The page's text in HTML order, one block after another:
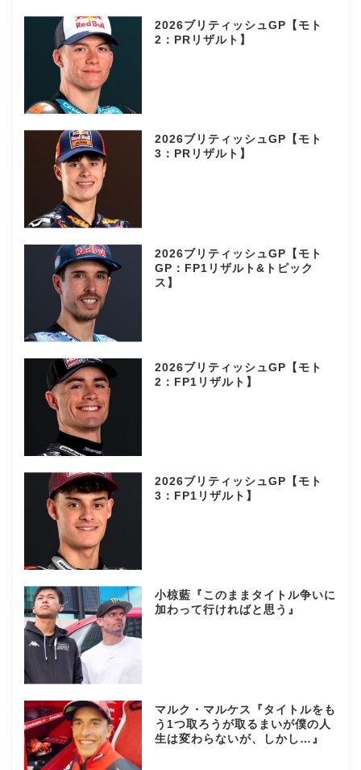
2026ブリティッシュGP【モト
2：PRリザルト】
2026ブリティッシュGP【モト
3：PRリザルト】
2026ブリティッシュGP【モト
GP：FP1リザルト&トピック
ス】
2026ブリティッシュGP【モト
2：FP1リザルト】
2026ブリティッシュGP【モト
3：FP1リザルト】
小椋藍『このままタイトル争いに
加わって行ければと思う』
マルク・マルケス『タイトルをも
う1つ取ろうが取るまいが僕の人
生は変わらないが、しかし…』